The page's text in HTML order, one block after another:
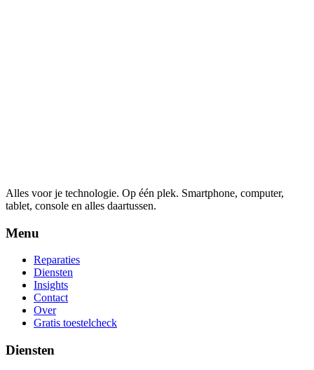
Alles voor je technologie. Op één plek. Smartphone, computer,
tablet, console en alles daartussen.
Menu
Reparaties
Diensten
Insights
Contact
Over
Gratis toestelcheck
Diensten